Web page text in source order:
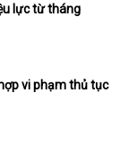
lực từ tháng
vi phạm thủ tục